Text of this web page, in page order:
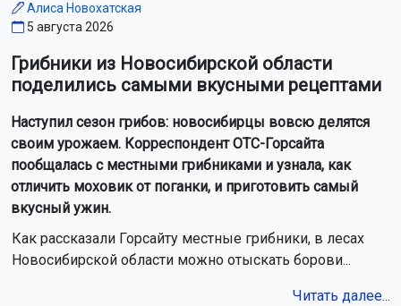
Алиса Новохатская
5 августа 2026
Грибники из Новосибирской области
поделились самыми вкусными рецептами
Наступил сезон грибов: новосибирцы вовсю делятся
своим урожаем. Корреспондент ОТС-Горсайта
пообщалась с местными грибниками и узнала, как
отличить моховик от поганки, и приготовить самый
вкусный ужин.
Как рассказали Горсайту местные грибники, в лесах
Новосибирской области можно отыскать борови...
Читать далее...